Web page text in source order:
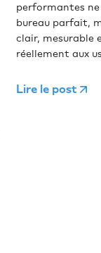
performantes
bureau parfait,
clair, mesurable
réellement aux
Lire le post